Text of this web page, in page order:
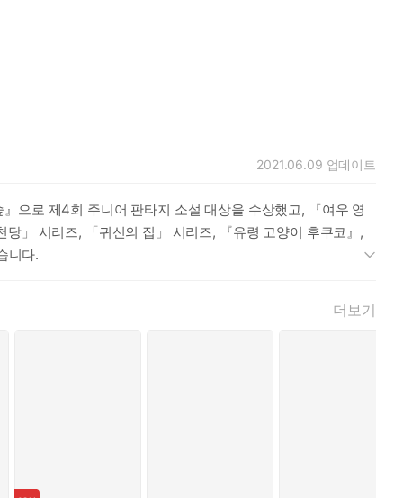
2021.06.09 업데이트
으로 제4회 주니어 판타지 소설 대상을 수상했고, 『여우 영
」 시리즈, 「귀신의 집」 시리즈, 『유령 고양이 후쿠코』,
니다.
더보기